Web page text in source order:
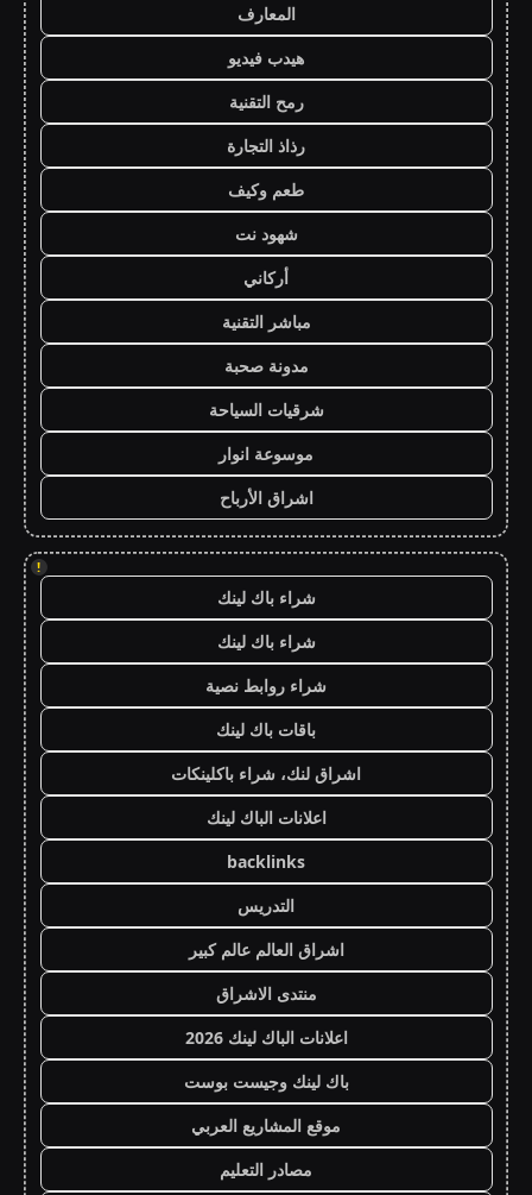
المعارف
هيدب فيديو
رمح التقنية
رذاذ التجارة
طعم وكيف
شهود نت
أركاني
مباشر التقنية
مدونة صحبة
شرقيات السياحة
موسوعة انوار
اشراق الأرباح
!
شراء باك لينك
شراء باك لينك
شراء روابط نصية
باقات باك لينك
اشراق لنك، شراء باكلينكات
اعلانات الباك لينك
backlinks
التدريس
اشراق العالم عالم كبير
منتدى الاشراق
اعلانات الباك لينك 2026
باك لينك وجيست بوست
موقع المشاريع العربي
مصادر التعليم